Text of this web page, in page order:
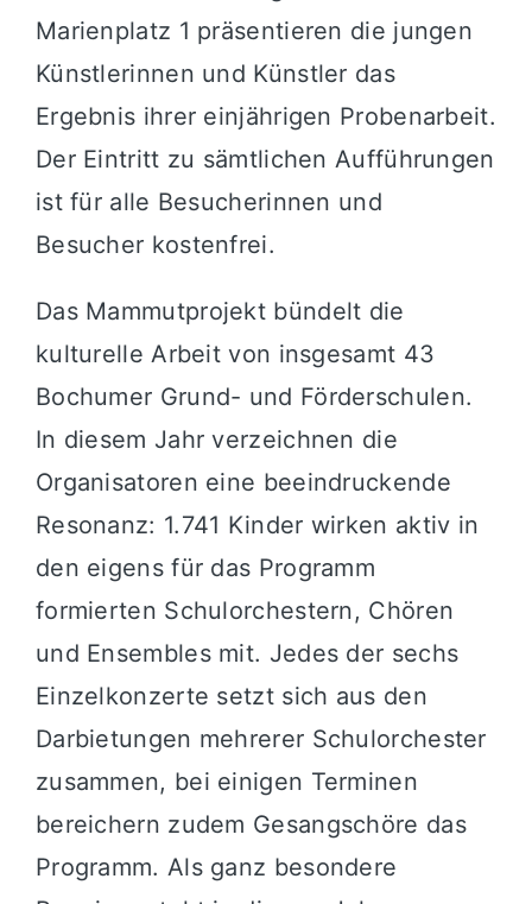
Marienplatz 1 präsentieren die jungen
Künstlerinnen und Künstler das
Ergebnis ihrer einjährigen Probenarbeit.
Der Eintritt zu sämtlichen Aufführungen
ist für alle Besucherinnen und
Besucher kostenfrei.
Das Mammutprojekt bündelt die
kulturelle Arbeit von insgesamt 43
Bochumer Grund- und Förderschulen.
In diesem Jahr verzeichnen die
Organisatoren eine beeindruckende
Resonanz: 1.741 Kinder wirken aktiv in
den eigens für das Programm
formierten Schulorchestern, Chören
und Ensembles mit. Jedes der sechs
Einzelkonzerte setzt sich aus den
Darbietungen mehrerer Schulorchester
zusammen, bei einigen Terminen
bereichern zudem Gesangschöre das
Programm. Als ganz besondere